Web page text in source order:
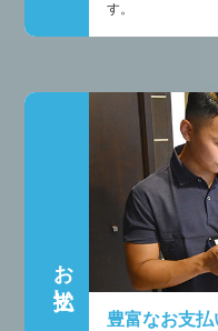
す。
お支払い
豊富なお支払